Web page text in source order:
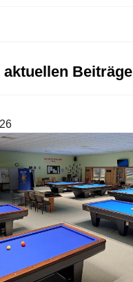
aktuellen Beiträge